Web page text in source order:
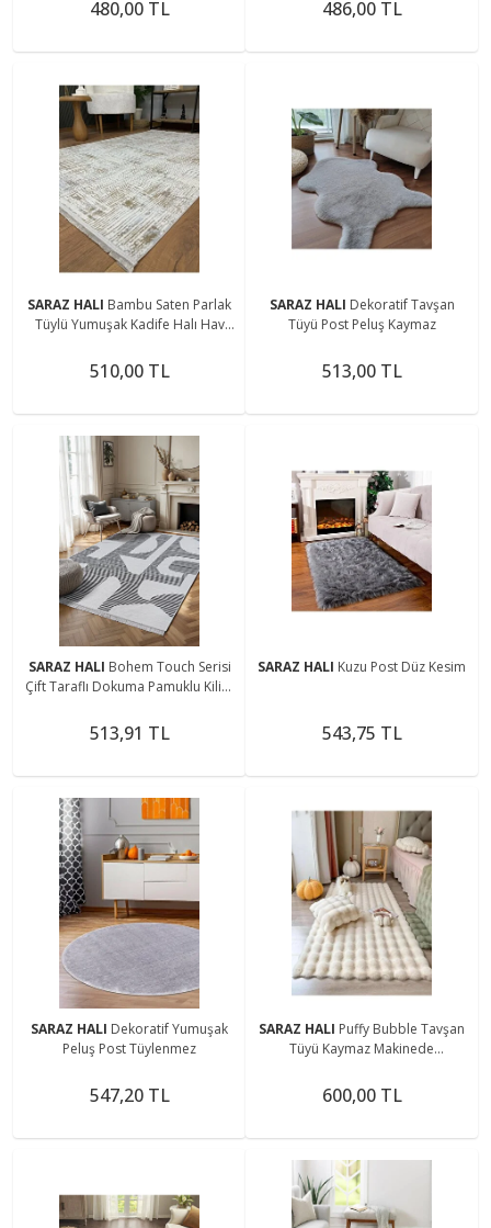
480,00 TL 486,00 TL
SARAZ HALI Bambu Saten Parlak
Tüylü Yumuşak Kadife Halı Hav
510,00 TL
SARAZ HALI Dekoratif Tavşan
Tüyü Post Peluş Kaymaz
513,00 TL
SARAZ HALI Bohem Touch Serisi
Çift Taraflı Dokuma Pamuklu Kilim
513,91 TL
SARAZ HALI Kuzu Post Düz Kesim
543,75 TL
SARAZ HALI Dekoratif Yumuşak
Peluş Post Tüylenmez
547,20 TL
SARAZ HALI Puffy Bubble Tavşan
Tüyü Kaymaz Makinede
Halı
600,00 TL